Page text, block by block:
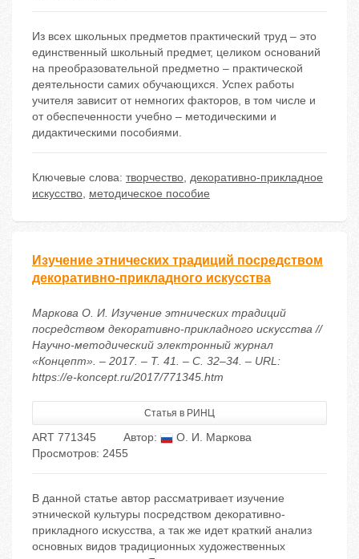
Из всех школьных предметов практический труд – это
единственный школьный предмет, целиком оснований
на преобразовательной предметно – практической
деятельности самих обучающихся. Успех работы
учителя зависит от немногих факторов, в том числе и
от обеспеченности учебно – методическими и
дидактическими пособиями.
Ключевые слова: творчество, декоративно-прикладное
искусство, методическое пособие
Изучение этнических традиций посредством
декоративно-прикладного искусства
Маркова О. И. Изучение этнических традиций
посредством декоративно-прикладного искусства //
Научно-методический электронный журнал
«Концепт». – 2017. – Т. 41. – С. 32–34. – URL:
https://e-koncept.ru/2017/771345.htm
Статья в РИНЦ
ART 771345 Автор:
О. И. Маркова
Просмотров: 2455
В данной статье автор рассматривает изучение
этнической культуры посредством декоративно-
прикладного искусства, а так же идет краткий анализ
основных видов традиционных художественных